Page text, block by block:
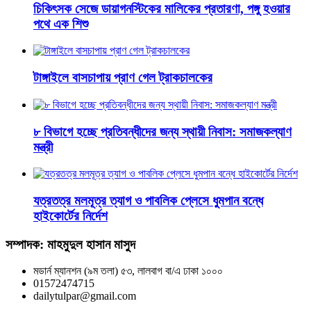
চিকিৎসক সেজে ডায়াগনস্টিকের মালিকের প্রতারণা, পঙ্গু হওয়ার
পথে এক শিশু
টাঙ্গাইলে বাসচাপায় প্রাণ গেল ট্রাকচালকের
৮ বিভাগে হচ্ছে প্রতিবন্ধীদের জন্য স্থায়ী নিবাস: সমাজকল্যাণ
মন্ত্রী
যত্রতত্র মলমূত্র ত্যাগ ও পাবলিক প্লেসে ধুমপান বন্ধে
হাইকোর্টের নির্দেশ
সম্পাদক: মাহমুদুল হাসান মাসুদ
মডার্ন ম্যানশন (৯ম তলা) ৫৩, লালবাগ বা/এ ঢাকা ১০০০
01572474715
dailytulpar@gmail.com